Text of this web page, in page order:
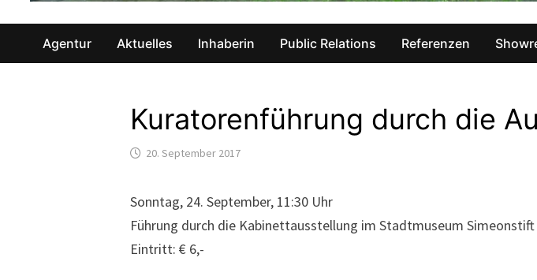
Agentur Aktuelles Inhaberin Public Relations Referenzen
Kuratorenführung durch die
20. September 2017
Sonntag, 24. September, 11:30 Uhr
Führung durch die Kabinettausstellung im Stadtmuseum
Eintritt: € 6,-